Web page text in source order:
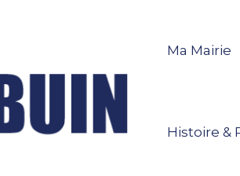
Ma Mairie
Histoire &